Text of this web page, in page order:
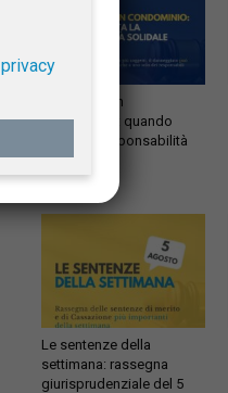
Infiltrazioni in
condominio: quando
scatta la responsabilità
solidale
Le sentenze della
settimana: rassegna
giurisprudenziale del 5
privacy